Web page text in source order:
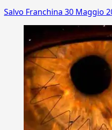
Salvo Franchina 30 Maggio